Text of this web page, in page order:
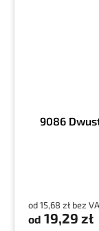
9086
od 15,68 zł bez
od 19,29 zł